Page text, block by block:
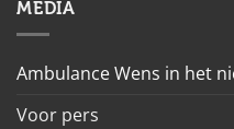
MEDIA
Ambulance Wens in het
Voor pers